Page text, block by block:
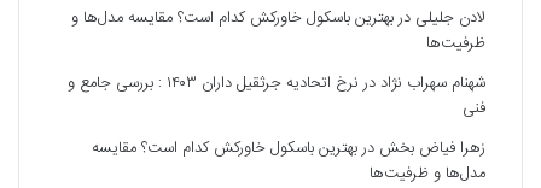
لادن جلیلی دربهترین باسکول خاورکش کدام است؟ مقایسه مدل‌ها و
ظرفیت‌ها
شهنام سهراب نژاد در
نرخ اتحادیه جرثقیل داران ۱۴۰۳ : بررسی جامع و
فنی
زهرا فیاض بخش دربهترین باسکول خاورکش کدام است؟ مقایسه
مدل‌ها و ظرفیت‌ها